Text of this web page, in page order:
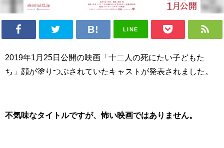
LINE
2019年1月25日公開の映画「十二人の死にたい子どもた
ち」顔が塗りつぶされていたキャストが発表されました。
不気味なタイトルですが、怖い映画ではありません。